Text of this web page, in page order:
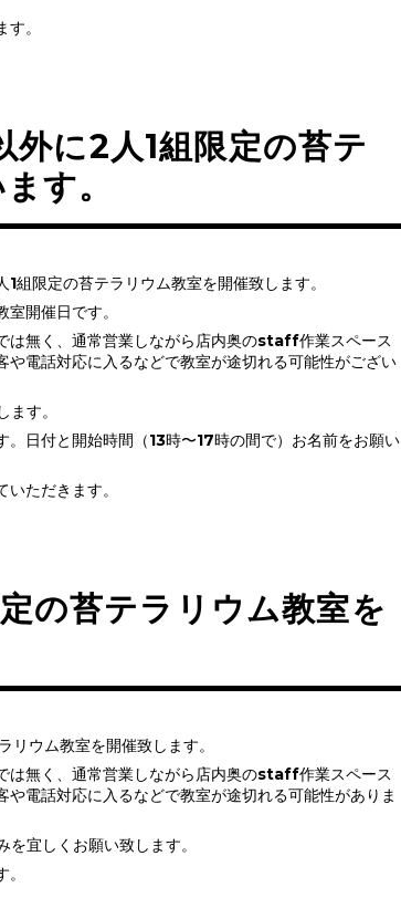
。
外に2人1組限定の苔テ
す。
限定の苔テラリウム教室を開催致します。
開催日です。
は無く、通常営業しながら店内奥のstaff作業スペース
電話対応に入るなどで教室が途切れる可能性がござい
す。
日付と開始時間（13時〜17時の間で）お名前をお願い
ただきます。
の苔テラリウム教室を
ウム教室を開催致します。
は無く、通常営業しながら店内奥のstaff作業スペース
電話対応に入るなどで教室が途切れる可能性がありま
宜しくお願い致します。